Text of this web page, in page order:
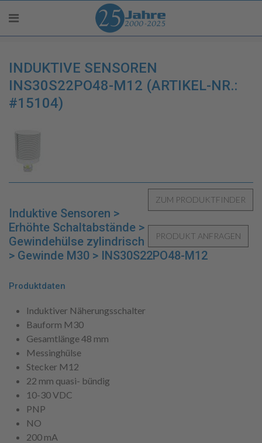
INDUKTIVE SENSOREN
INS30S22PO48-M12 (ARTIKEL-NR.:
#15104)
Induktive Sensoren >
Erhöhte Schaltabstände >
Gewindehülse zylindrisch
> Gewinde M30 > INS30S22PO48-M12
Produktdaten
Induktiver Näherungsschalter
Bauform M30
Gesamtlänge 48 mm
Messinghülse
Stecker M12
22 mm quasi- bündig
10-30 VDC
PNP
NO
200 mA